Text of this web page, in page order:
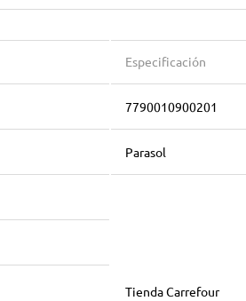
Especificación
7790010900201
Parasol
Tienda Carrefour